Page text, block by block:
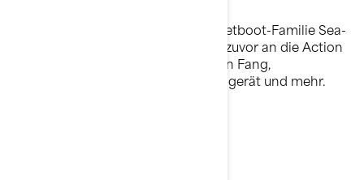
Die speziell für Angler entwickelte Jetboot-Familie Sea-
Doo Fish Pro bringt Sie näher als je zuvor an die Action
heran und bietet Kühlboxen für Ihren Fang,
Angelrutenhalter, Garmin Fischsuchgerät und mehr.